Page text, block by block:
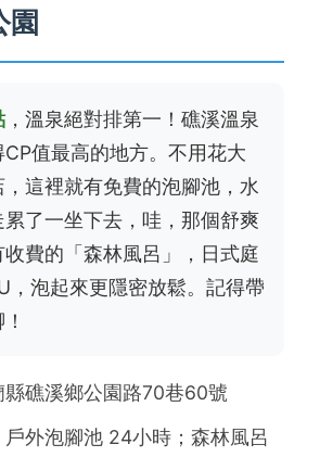
園
，溫泉絕對排第一！礁溪溫泉
值最高的地方。不用花大
這裡就有免費的泡腳池，水
了一坐下去，哇，那個舒爽
費的「森林風呂」，日式庭
，泡起來更隱密放鬆。記得帶
縣礁溪鄉公園路70巷60號
戶外泡腳池 24小時；森林風呂